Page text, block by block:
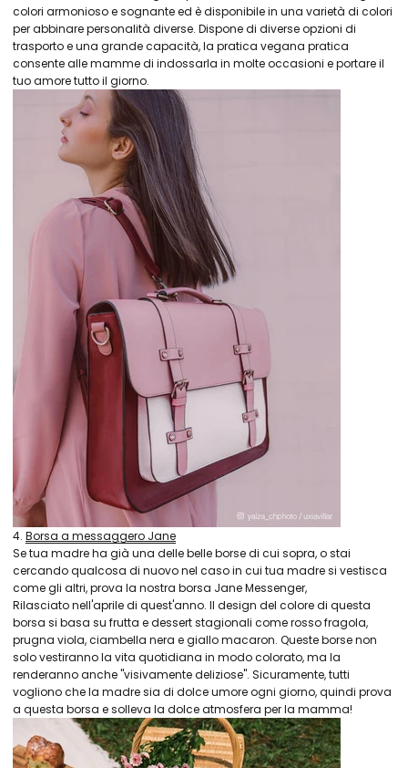
colori armonioso e sognante ed è disponibile in una varietà di colori
per abbinare personalità diverse. Dispone di diverse opzioni di
trasporto e una grande capacità, la pratica vegana pratica
consente alle mamme di indossarla in molte occasioni e portare il
tuo amore tutto il giorno.
4. Borsa a messaggero Jane
Se tua madre ha già una delle belle borse di cui sopra, o stai
cercando qualcosa di nuovo nel caso in cui tua madre si vestisca
come gli altri, prova la nostra borsa Jane Messenger,
Rilasciato nell'aprile di quest'anno. Il design del colore di questa
borsa si basa su frutta e dessert stagionali come rosso fragola,
prugna viola, ciambella nera e giallo macaron. Queste borse non
solo vestiranno la vita quotidiana in modo colorato, ma la
renderanno anche "visivamente deliziose". Sicuramente, tutti
vogliono che la madre sia di dolce umore ogni giorno, quindi prova
a questa borsa e solleva la dolce atmosfera per la mamma!